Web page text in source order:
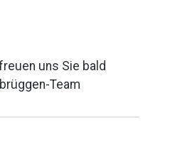
uns Sie bald
Team